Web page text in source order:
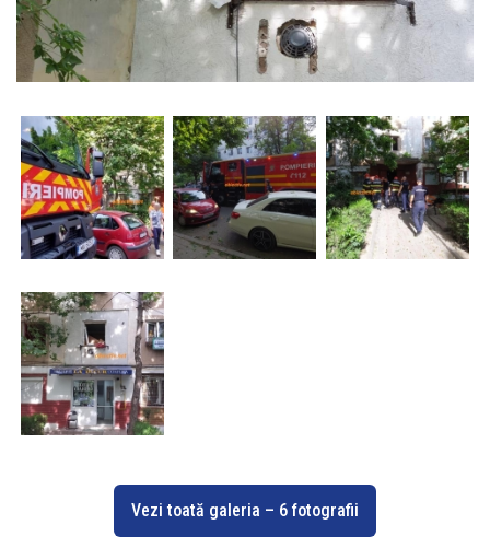
Vezi toată galeria – 6 fotografii